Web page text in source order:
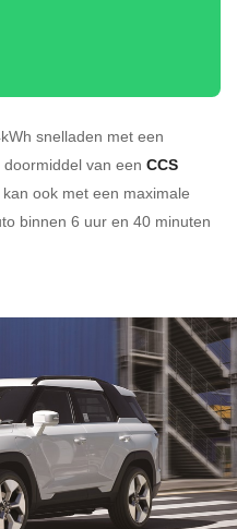
snelladen met een
doormiddel van een CCS
ook met een maximale
binnen 6 uur en 40 minuten